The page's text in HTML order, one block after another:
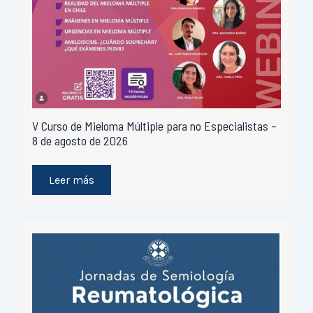
V Curso de Mieloma Múltiple para no Especialistas –
8 de agosto de 2026
Leer más